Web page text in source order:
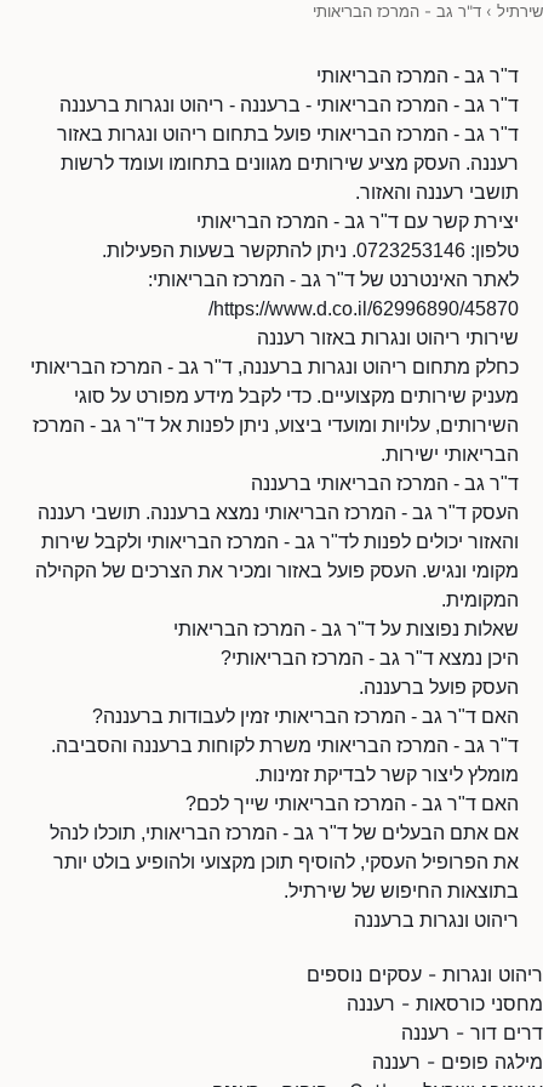
שירתיל › ד"ר גב - המרכז הבריאותי
ד"ר גב - המרכז הבריאותי
ד"ר גב - המרכז הבריאותי - ברעננה - ריהוט ונגרות ברעננה
ד"ר גב - המרכז הבריאותי פועל בתחום ריהוט ונגרות באזור
רעננה. העסק מציע שירותים מגוונים בתחומו ועומד לרשות
תושבי רעננה והאזור.
יצירת קשר עם ד"ר גב - המרכז הבריאותי
טלפון: 0723253146. ניתן להתקשר בשעות הפעילות.
לאתר האינטרנט של ד"ר גב - המרכז הבריאותי:
https://www.d.co.il/62996890/45870/
שירותי ריהוט ונגרות באזור רעננה
כחלק מתחום ריהוט ונגרות ברעננה, ד"ר גב - המרכז הבריאותי
מעניק שירותים מקצועיים. כדי לקבל מידע מפורט על סוגי
השירותים, עלויות ומועדי ביצוע, ניתן לפנות אל ד"ר גב - המרכז
הבריאותי ישירות.
ד"ר גב - המרכז הבריאותי ברעננה
העסק ד"ר גב - המרכז הבריאותי נמצא ברעננה. תושבי רעננה
והאזור יכולים לפנות לד"ר גב - המרכז הבריאותי ולקבל שירות
מקומי ונגיש. העסק פועל באזור ומכיר את הצרכים של הקהילה
המקומית.
שאלות נפוצות על ד"ר גב - המרכז הבריאותי
היכן נמצא ד"ר גב - המרכז הבריאותי?
העסק פועל ברעננה.
האם ד"ר גב - המרכז הבריאותי זמין לעבודות ברעננה?
ד"ר גב - המרכז הבריאותי משרת לקוחות ברעננה והסביבה.
מומלץ ליצור קשר לבדיקת זמינות.
האם ד"ר גב - המרכז הבריאותי שייך לכם?
אם אתם הבעלים של ד"ר גב - המרכז הבריאותי, תוכלו לנהל
את הפרופיל העסקי, להוסיף תוכן מקצועי ולהופיע בולט יותר
בתוצאות החיפוש של שירתיל.
ריהוט ונגרות ברעננה
ריהוט ונגרות - עסקים נוספים
מחסני כורסאות - רעננה
דרים דור - רעננה
מילגה פופים - רעננה